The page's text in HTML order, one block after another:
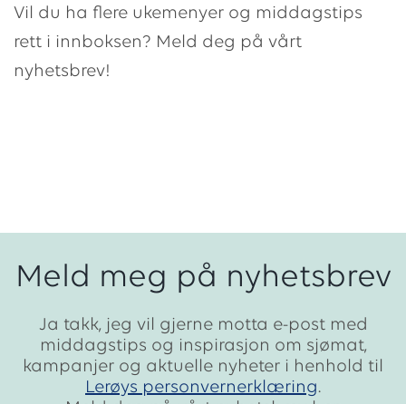
Vil du ha flere ukemenyer og middagstips
rett i innboksen? Meld deg på vårt
nyhetsbrev!
Meld meg på nyhetsbrev
Ja takk, jeg vil gjerne motta e-post med
middagstips og inspirasjon om sjømat,
kampanjer og aktuelle nyheter i henhold til
Lerøys personvernerklæring.